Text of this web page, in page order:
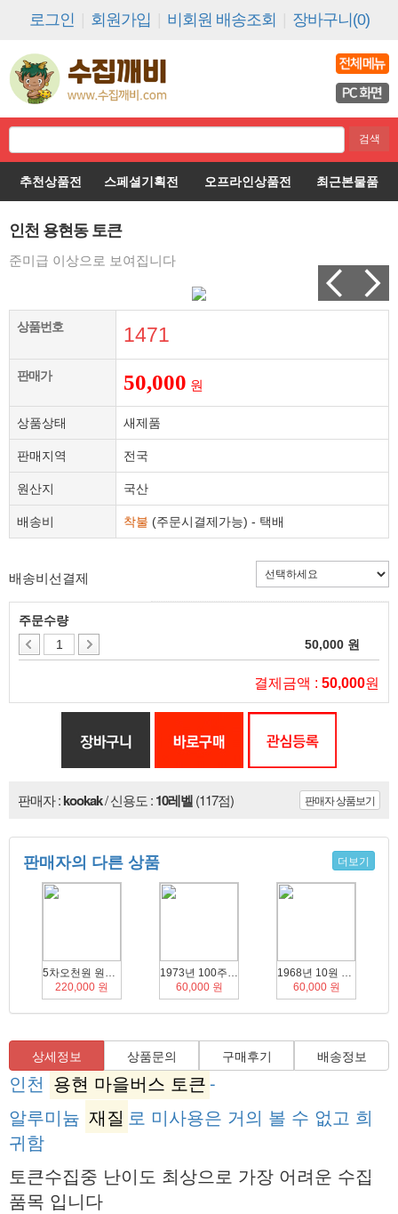
로그인 회원가입 비회원 배송조회 장바구니(0)
추천상품전 스페셜기획전 오프라인상품전 최근본물품
인천 용현동 토큰
준미급 이상으로 보여집니다
상품번호 1471
판매가 50,000 원
상품상태 새제품
판매지역 전국
원산지 국산
배송비 착불 (주문시결제가능) - 택배
배송비선결제
주문수량
50,000 원
결제금액 : 50,000원
판매자 상품보기
판매자 :kookak/ 신용도 :10레벨(117점)
더보기
판매자의 다른 상품
220,000 원
60,000 원
60,000 원
상세정보 상품문의 구매후기 배송정보
인천 용현 마을버스 토큰 -
알루미늄 재질 로 미사용은 거의 볼 수 없고 희
귀함
토큰수집중 난이도 최상으로 가장 어려운 수집
품목 입니다